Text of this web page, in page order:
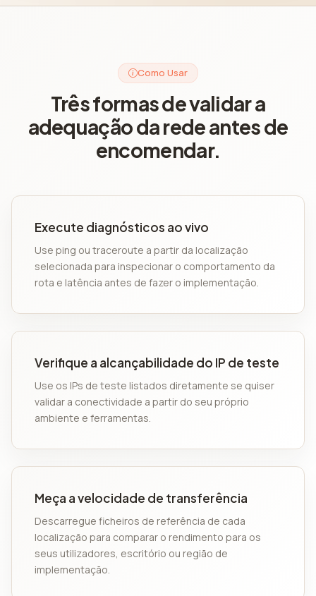
Como Usar
Três formas de validar a
adequação da rede antes de
encomendar.
Execute diagnósticos ao vivo
Use ping ou traceroute a partir da localização
selecionada para inspecionar o comportamento da
rota e latência antes de fazer o implementação.
Verifique a alcançabilidade do IP de teste
Use os IPs de teste listados diretamente se quiser
validar a conectividade a partir do seu próprio
ambiente e ferramentas.
Meça a velocidade de transferência
Descarregue ficheiros de referência de cada
localização para comparar o rendimento para os
seus utilizadores, escritório ou região de
implementação.